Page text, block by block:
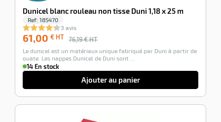
Dunicel blanc rouleau non tisse Duni 1,18 x 25 m
Ref: 185470
3 avis
61,00 € HT 76,19 € HT
Le dunicel est un matériaux unique fabriqué par Duni à partir de
ouate. Les nappes Dunicel de Duni sont …
14 En stock
Ajouter au panier